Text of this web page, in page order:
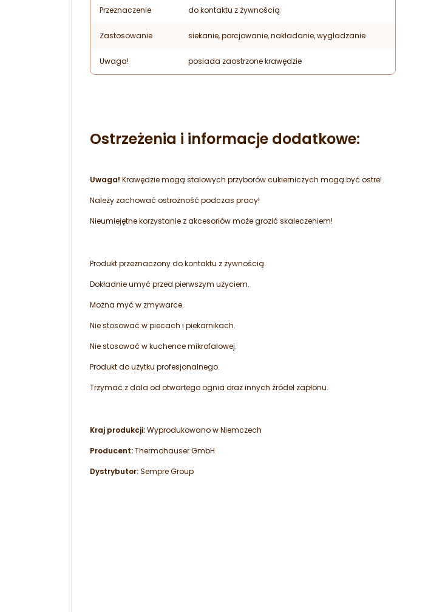
Przeznaczenie do kontaktu z żywnością
Zastosowanie siekanie, porcjowanie, nakładanie, wygładzanie
Uwaga! posiada zaostrzone krawędzie
Ostrzeżenia i informacje dodatkowe:
Uwaga! Krawędzie mogą stalowych przyborów cukierniczych mogą być ostre!
Należy zachować ostrożność podczas pracy!
Nieumiejętne korzystanie z akcesoriów może grozić skaleczeniem!
Produkt przeznaczony do kontaktu z żywnością.
Dokładnie umyć przed pierwszym użyciem.
Można myć w zmywarce.
Nie stosować w piecach i piekarnikach.
Nie stosować w kuchence mikrofalowej.
Produkt do użytku profesjonalnego.
Trzymać z dala od otwartego ognia oraz innych źródeł zapłonu.
Kraj produkcji:Wyprodukowano w Niemczech
Producent:Thermohauser GmbH
Dystrybutor:Sempre Group